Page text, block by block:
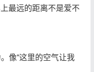
最远的距离不是爱不
像“这里的空气让我